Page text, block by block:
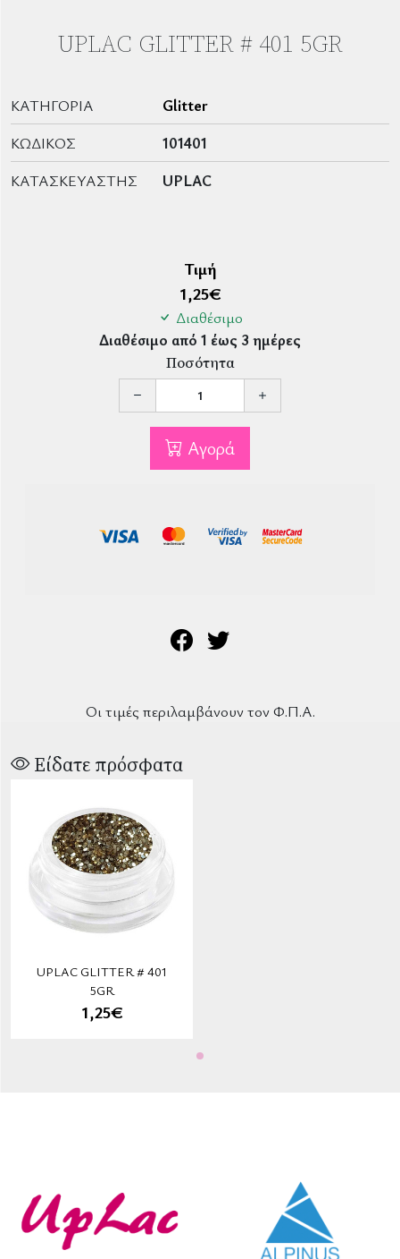
UPLAC GLITTER # 401 5GR
ΚΑΤΗΓΟΡΊΑ
Glitter
ΚΩΔΙΚΌΣ
101401
ΚΑΤΑΣΚΕΥΑΣΤΉΣ
UPLAC
Τιμή
1,25€
Διαθέσιμο
Διαθέσιμο από 1 έως 3 ημέρες
Ποσότητα
Αγορά
Οι τιμές περιλαμβάνουν τον Φ.Π.Α.
Είδατε πρόσφατα
UPLAC GLITTER # 401
5GR
1,25€